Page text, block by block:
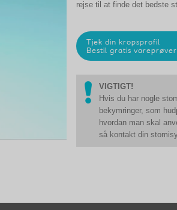
rejse til at finde det bedste
Tjek din kropsprofil
Bestil gratis vareprøver
VIGTIGT!
Hvis du har nogle
bekymringer, som
hvordan man skal
så kontakt din